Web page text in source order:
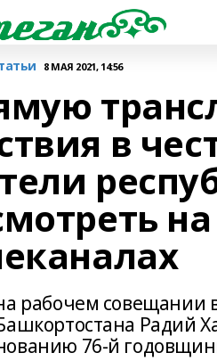
8 МАЯ 2021, 14:56
в
рабочем совещании
Радий
76-й